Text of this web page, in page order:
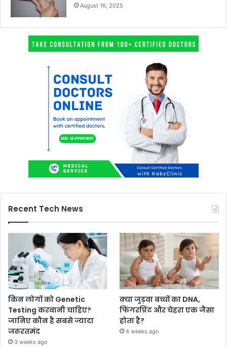
August 16, 2025
Recent Tech News
किन लोगों को Genetic
Testing करवानी चाहिए?
जानिए कौन है सबसे ज्यादा
जरूरतमंद
3 weeks ago
क्या जुड़वा बच्चों का DNA,
फिंगरप्रिंट और चेहरा एक जैसा
होता है?
4 weeks ago